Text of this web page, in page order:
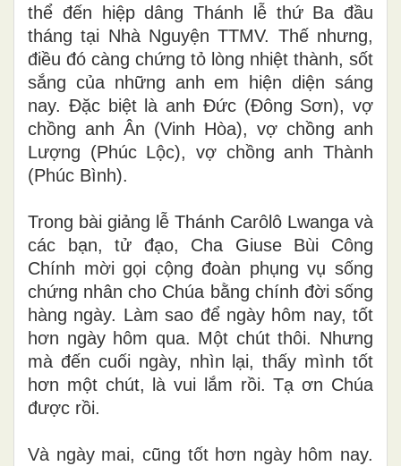
thể đến hiệp dâng Thánh lễ thứ Ba đầu
tháng tại Nhà Nguyện TTMV. Thế nhưng,
điều đó càng chứng tỏ lòng nhiệt thành, sốt
sắng của những anh em hiện diện sáng
nay. Đặc biệt là anh Đức (Đông Sơn), vợ
chồng anh Ân (Vinh Hòa), vợ chồng anh
Lượng (Phúc Lộc), vợ chồng anh Thành
(Phúc Bình).
Trong bài giảng lễ Thánh Carôlô Lwanga và
các bạn, tử đạo, Cha Giuse Bùi Công
Chính mời gọi cộng đoàn phụng vụ sống
chứng nhân cho Chúa bằng chính đời sống
hàng ngày. Làm sao để ngày hôm nay, tốt
hơn ngày hôm qua. Một chút thôi. Nhưng
mà đến cuối ngày, nhìn lại, thấy mình tốt
hơn một chút, là vui lắm rồi. Tạ ơn Chúa
được rồi.
Và ngày mai, cũng tốt hơn ngày hôm nay.